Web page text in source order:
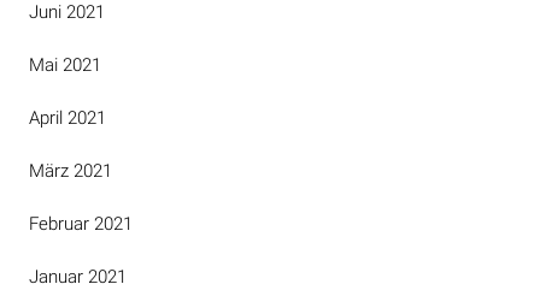
Juni 2021
Mai 2021
April 2021
März 2021
Februar 2021
Januar 2021